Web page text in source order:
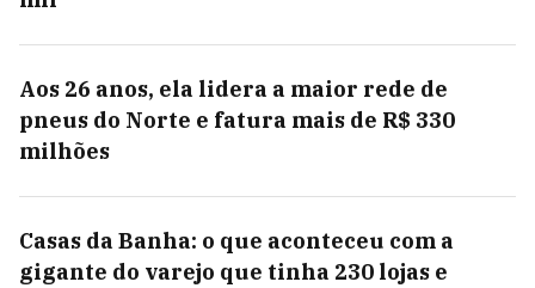
Aos 26 anos, ela lidera a maior rede de
pneus do Norte e fatura mais de R$ 330
milhões
Casas da Banha: o que aconteceu com a
gigante do varejo que tinha 230 lojas e